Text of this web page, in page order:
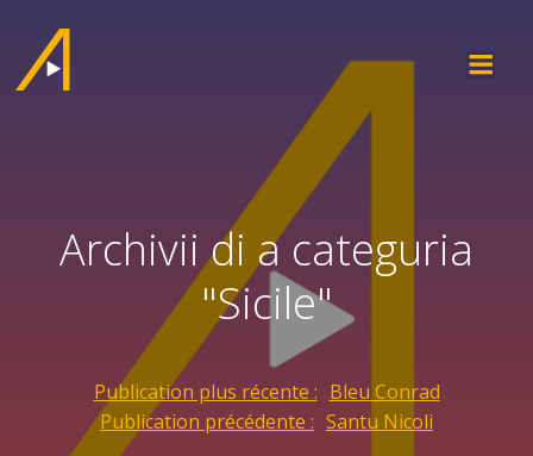
Archivii di a categuria
"Sicile"
Publication plus récente : Bleu Conrad
Publication précédente : Santu Nicoli